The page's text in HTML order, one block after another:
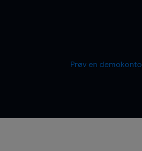
Prøv en demokonto